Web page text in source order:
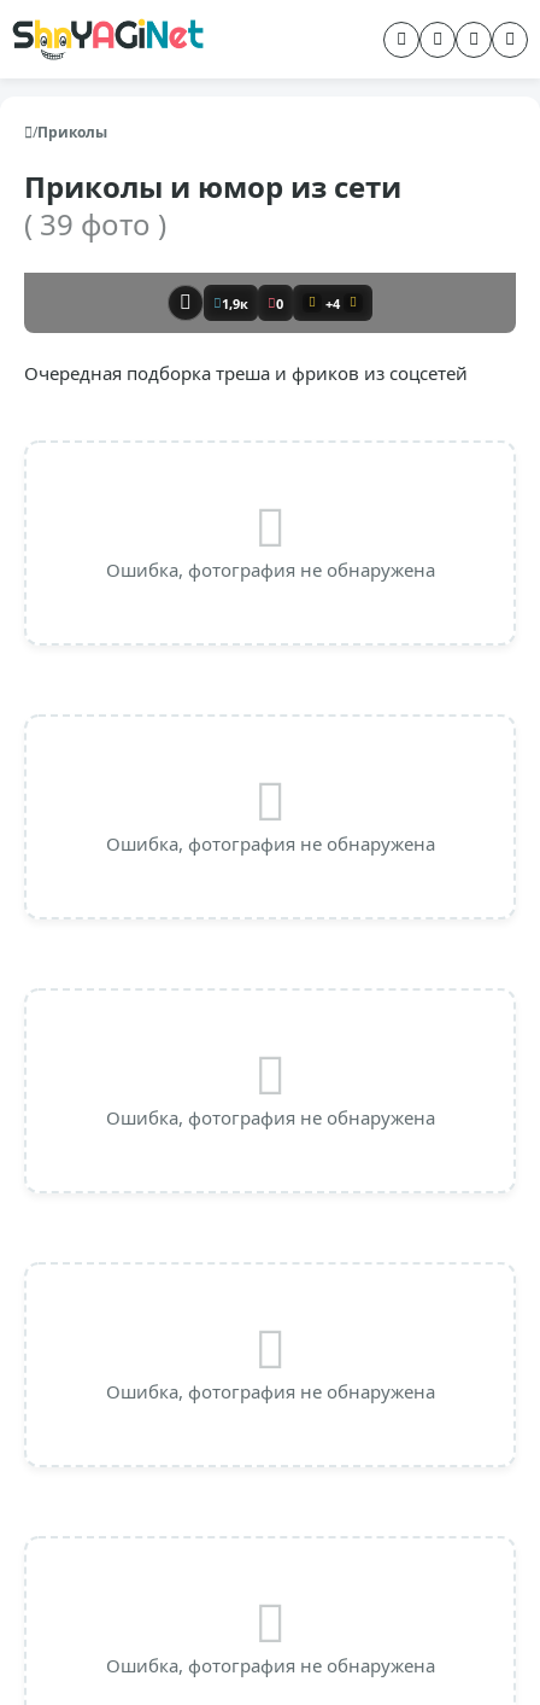
/Приколы
Приколы и юмор из сети
( 39 фото )
1,9к 0 +4
Очередная подборка треша и фриков из соцсетей
Ошибка, фотография не обнаружена
Ошибка, фотография не обнаружена
Ошибка, фотография не обнаружена
Ошибка, фотография не обнаружена
Ошибка, фотография не обнаружена